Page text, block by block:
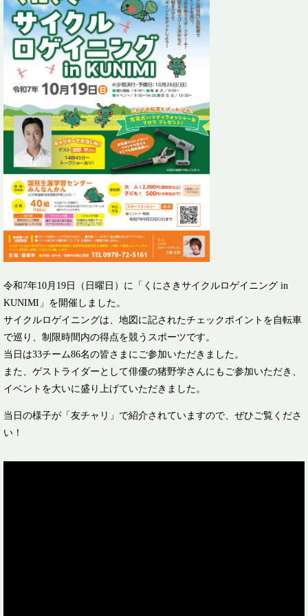
令和7年10月19日（日曜日）に「くにさきサイクルロゲイニング in
KUNIMI」を開催しました。
サイクルロゲイニングは、地図に記されたチェックポイントを自転車
で巡り、制限時間内の得点を競うスポーツです。
当日は33チーム86名の皆さまにご参加いただきました。
また、ゲストライダーとして俳優の猪野学さんにもご参加いただき、
イベントを大いに盛り上げていただきました。
当日の様子が「友チャリ」で紹介されていますので、ぜひご覧くださ
い！